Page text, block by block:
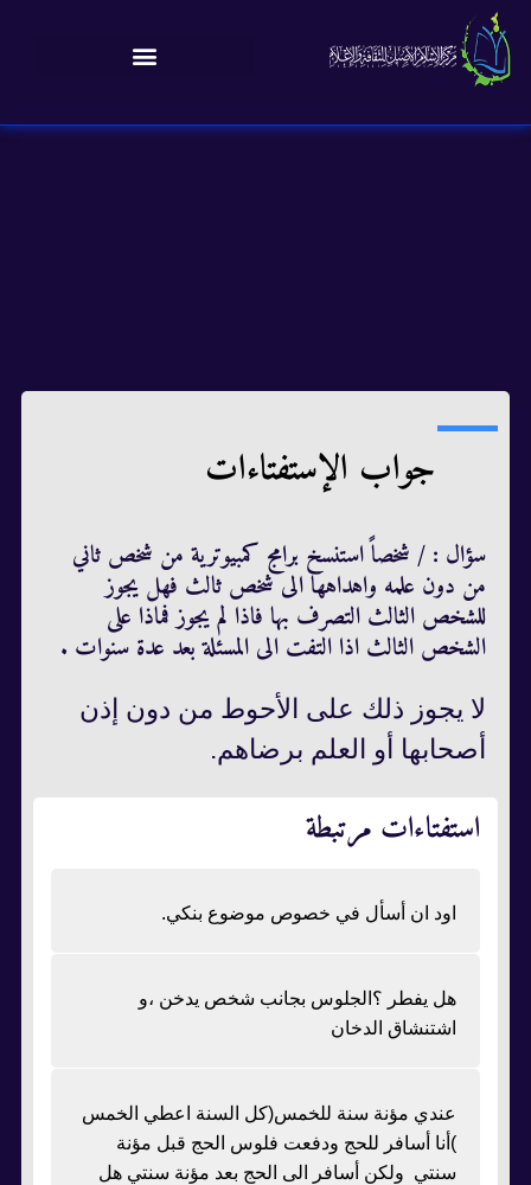
جواب الإستفتاءات
سؤال : /شخصاً استنسخ برامج كمبيوترية من شخص ثاني
من دون علمه واهداهها الى شخص ثالث فهل يجوز
للشخص الثالث التصرف بها فاذا لم يجوز فماذا على
الشخص الثالث اذا التفت الى المسئلة بعد عدة سنوات .
لا يجوز ذلك على الأحوط من دون إذن
أصحابها أو العلم برضاهم.
استفتاءات مرتبطة
اود ان أسأل في خصوص موضوع بنكي.
هل يفطر ؟الجلوس بجانب شخص يدخن ،و
اشتنشاق الدخان
عندي مؤنة سنة للخمس(كل السنة اعطي الخمس
)أنا أسافر للحج ودفعت فلوس الحج قبل مؤنة
سنتي ولكن أسافر الى الحج بعد مؤنة سنتي هل